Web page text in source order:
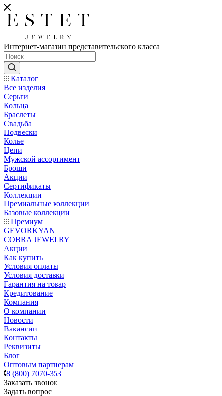
Интернет-магазин представительского класса
Каталог
Все изделия
Серьги
Кольца
Браслеты
Свадьба
Подвески
Колье
Цепи
Мужской ассортимент
Броши
Акции
Сертификаты
Коллекции
Премиальные коллекции
Базовые коллекции
Премиум
GEVORKYAN
COBRA JEWELRY
Акции
Как купить
Условия оплаты
Условия доставки
Гарантия на товар
Кредитование
Компания
О компании
Новости
Вакансии
Контакты
Реквизиты
Блог
Оптовым партнерам
8 (800) 7070-353
Заказать звонок
Задать вопрос